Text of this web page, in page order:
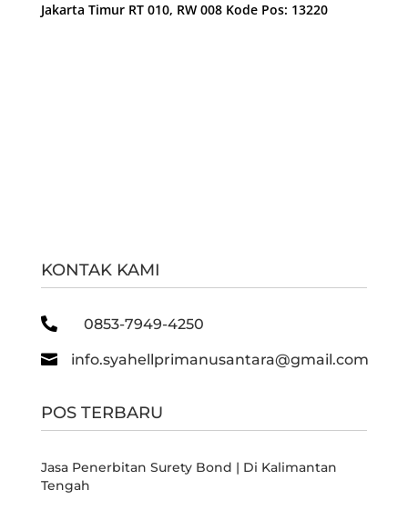
Jakarta Timur RT 010, RW 008 Kode Pos: 13220
KONTAK KAMI
 0853-7949-4250
 info.syahellprimanusantara@gmail.com
POS TERBARU
Jasa Penerbitan Surety Bond | Di Kalimantan
Tengah